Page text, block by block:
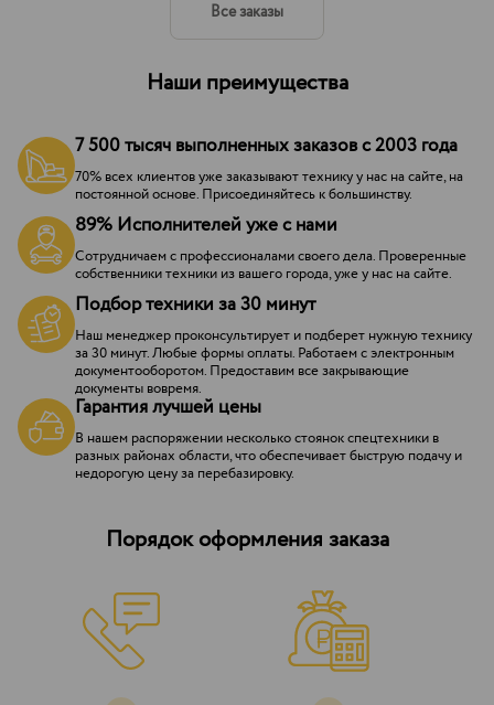
Все заказы
Наши преимущества
7 500 тысяч выполненных заказов с 2003 года
70% всех клиентов уже заказывают технику у нас на сайте, на
постоянной основе. Присоединяйтесь к большинству.
89% Исполнителей уже с нами
Сотрудничаем с профессионалами своего дела. Проверенные
собственники техники из вашего города, уже у нас на сайте.
Подбор техники за 30 минут
Наш менеджер проконсультирует и подберет нужную технику
за 30 минут. Любые формы оплаты. Работаем с электронным
документооборотом. Предоставим все закрывающие
документы вовремя.
Гарантия лучшей цены
В нашем распоряжении несколько стоянок спецтехники в
разных районах области, что обеспечивает быструю подачу и
недорогую цену за перебазировку.
Порядок оформления заказа